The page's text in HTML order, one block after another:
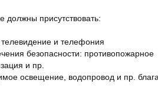
должны присутствовать:
и телефония
безопасности: противопожарное
и пр.
освещение, водопровод и пр. блага